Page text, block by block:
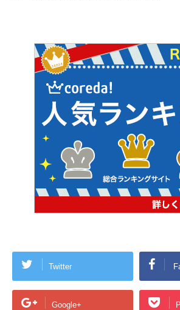
Twitter
Google+